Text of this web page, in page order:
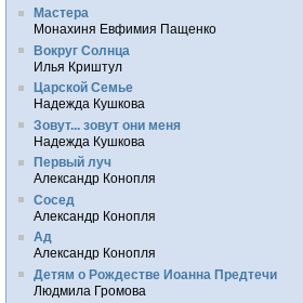
Мастера
Монахиня Евфимия Пащенко
Вокруг Солнца
Илья Криштул
Царской Семье
Надежда Кушкова
Зовут... зовут они меня
Надежда Кушкова
Первый луч
Александр Конопля
Сосед
Александр Конопля
Ад
Александр Конопля
Детям о Рождестве Иоанна Предтечи
Людмила Громова